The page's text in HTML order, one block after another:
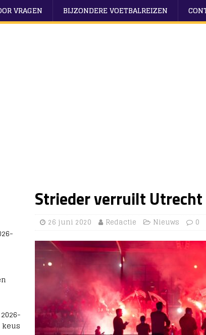
VRAGEN BIJZONDERE VOETBALREIZEN
Strieder verruilt
26 juni 2020 Redactie Nieuws 0
keus